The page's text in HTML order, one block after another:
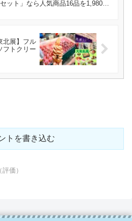
セット」なら人気商品16品を1,980円
北展】フル
フトクリー
トを書き込む
価）